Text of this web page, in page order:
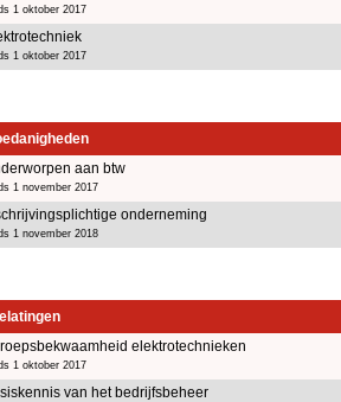
1 oktober 2017
1 oktober 2017
aan btw
1 november 2017
onderneming
1 november 2018
elektrotechnieken
1 oktober 2017
van het bedrijfsbeheer